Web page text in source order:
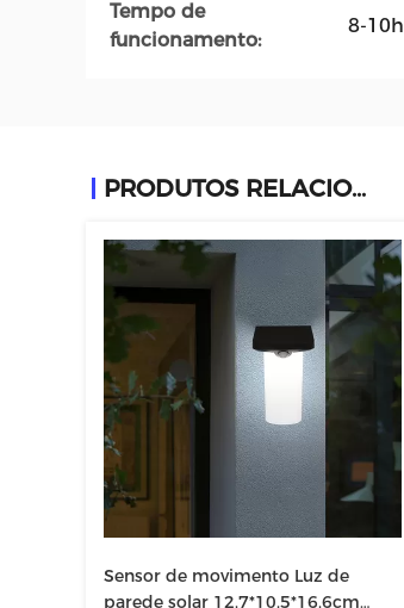
Tempo de
funcionamento:
8-10h
PRODUTOS RELACIONADOS
Sensor de movimento Luz de
parede solar 12,7*10,5*16,6cm